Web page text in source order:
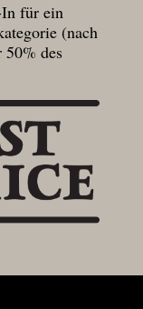
In für ein
(nach
des